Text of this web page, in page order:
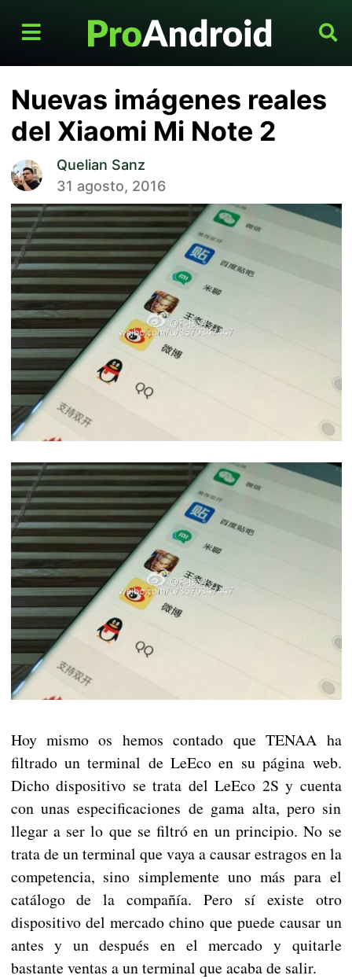
Nuevas imágenes reales
del Xiaomi Mi Note 2
Quelian Sanz
31 agosto, 2016
Hoy mismo os hemos contado que TENAA ha
filtrado un terminal de LeEco en su página web.
Dicho dispositivo se trata del LeEco 2S y cuenta
con unas especificaciones de gama alta, pero sin
llegar a ser lo que se filtró en un principio. No se
trata de un terminal que vaya a causar estragos en la
competencia, sino simplemente uno más para el
catálogo de la compañía. Pero sí existe otro
dispositivo del mercado chino que puede causar un
antes y un después en el mercado y quitarle
bastante ventas a un terminal que acaba de salir.